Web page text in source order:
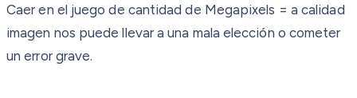
Caer en el juego de cantidad de Megapixels = a calidad
imagen nos puede llevar a una mala elección o cometer
un error grave.